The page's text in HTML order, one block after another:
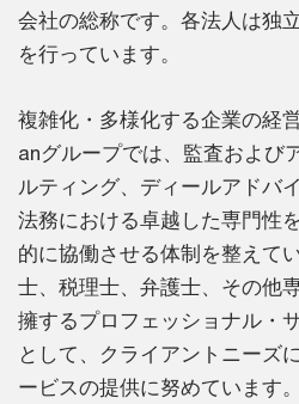
会社の総称です。各法人は独
を行っています。
複雑化・多様化する企業の経
anグループでは、監査および
ルティング、ディールアドバ
法務における卓越した専門性
的に協働させる体制を整えて
士、税理士、弁護士、その他
擁するプロフェッショナル・
として、クライアントニーズ
ービスの提供に努めています。